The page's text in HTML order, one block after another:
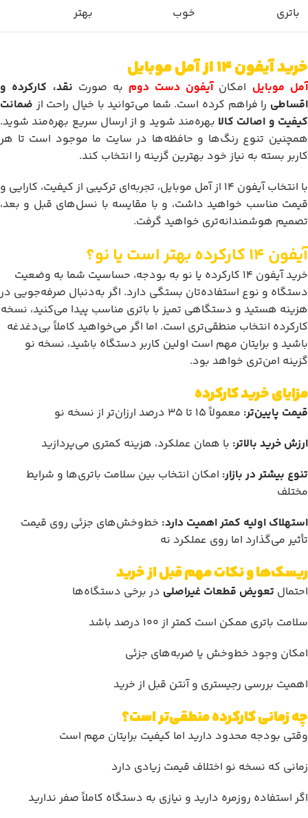
باتری خوب بهتر
خرید آیفون 14 از آمل موبایل
آمل موبایل امکانآیفون دست دوم به صورت نقد، کارکرده و
اقساطی را فراهم کرده است. شما می‌توانید با خیال راحت از ضمانت
کیفیت و اصالت کالا بهره‌مند شوید و از ارسال سریع بهره‌مند شوید.
همچنین تنوع رنگ‌ها و حافظه‌ها در سایت ما موجود است تا هر
کاربر بسته به نیاز خود بهترین گزینه را انتخاب کند.
با انتخاب آیفون 14 از آمل موبایل، تجربه‌ای ترکیبی از کیفیت، کارایی و
قیمت مناسب خواهید داشت، و با مقایسه با نسل‌های قبل و بعد،
تصمیم هوشمندانه‌تری خواهید گرفت.
آیفون 14 کارکرده بهتر است یا نو؟
خرید آیفون 14 کارکرده یا نو به بودجه، حساسیت شما به وضعیت
دستگاه و نوع استفاده‌تان بستگی دارد. اگر به‌دنبال صرفه‌جویی در
هزینه هستید و دستگاهی تمیز با باتری مناسب پیدا می‌کنید، نسخه
کارکرده انتخاب منطقی‌تری است. اما اگر می‌خواهید کاملاً بی‌دغدغه
باشید و برایتان مهم است اولین کاربر دستگاه باشید، نسخه نو
گزینه امن‌تری خواهد بود.
مزایای خرید کارکرده
قیمت پایین‌تر: معمولاً 15 تا 35 درصد ارزان‌تر از نسخه نو
ارزش خرید بالاتر: با همان عملکرد، هزینه کمتری می‌پردازید
تنوع بیشتر در بازار: امکان انتخاب بین سلامت باتری‌ها و شرایط
مختلف
استهلاک اولیه کمتر اهمیت دارد: خط‌وخش‌های جزئی روی قیمت
تأثیر می‌گذارد اما روی عملکرد نه
ریسک‌ها و نکات مهم قبل از خرید
احتمال تعویض قطعات غیراصلی در برخی دستگاه‌ها
سلامت باتری ممکن است کمتر از 100 درصد باشد
امکان وجود خط‌وخش یا ضربه‌های جزئی
اهمیت بررسی رجیستری و آنتن قبل از خرید
چه زمانی کارکرده منطقی‌تر است؟
وقتی بودجه محدود دارید اما کیفیت برایتان مهم است
زمانی که نسخه نو اختلاف قیمت زیادی دارد
اگر استفاده روزمره دارید و نیازی به دستگاه کاملاً صفر ندارید